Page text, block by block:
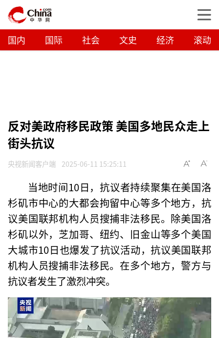
国内 国际 社会 文史 经济 滚动
反对美政府移民政策 美国多地民众走上
街头抗议
央视新闻客户端 2025-06-11 15:25:11
当地时间10日，抗议者持续聚集在美国洛
杉矶市中心的大都会拘留中心等多个地方，抗
议美国联邦机构人员搜捕非法移民。除美国洛
杉矶以外，芝加哥、纽约、旧金山等多个美国
大城市10日也爆发了抗议活动，抗议美国联邦
机构人员搜捕非法移民。在多个地方，警方与
抗议者发生了激烈冲突。